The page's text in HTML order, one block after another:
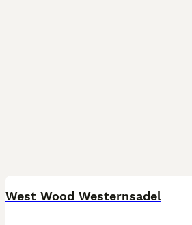
West Wood Westernsadel